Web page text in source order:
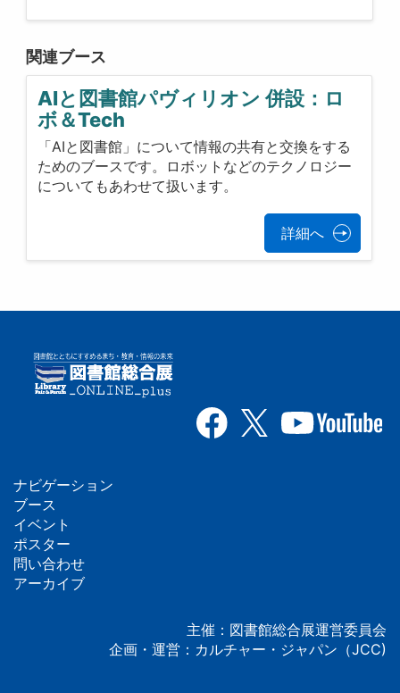
関連ブース
AIと図書館パヴィリオン 併設：ロ
ボ＆Tech
「AIと図書館」について情報の共有と交換をする
ためのブースです。ロボットなどのテクノロジー
についてもあわせて扱います。
詳細へ
フ
ッ
タ
ナビゲーション
ブース
イベント
ポスター
問い合わせ
アーカイブ
主催：図書館総合展運営委員会
企画・運営：カルチャー・ジャパン（JCC)